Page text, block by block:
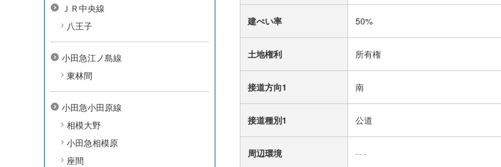
建ぺい率 50%
土地権利 所有権
接道方向1 南
接道種別1 公道
周辺環境 ---
ＪＲ中央線
八王子
小田急江ノ島線
東林間
小田急小田原線
相模大野
小田急相模原
座間